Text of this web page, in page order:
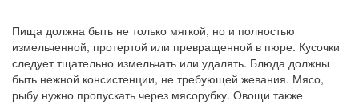
Пища должна быть не только мягкой, но и полностью
измельченной, протертой или превращенной в пюре. Кусочки
следует тщательно измельчать или удалять. Блюда должны
быть нежной консистенции, не требующей жевания. Мясо,
рыбу нужно пропускать через мясорубку. Овощи также